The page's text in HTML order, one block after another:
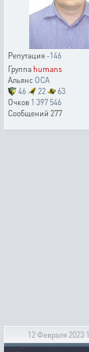
Репутация-146
Группаhumans
АльянсOCA
46
22
63
Очков 1 397 546
Сообщений 277
12 Февраля 2023